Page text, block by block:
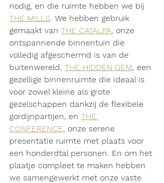
nodig, en die ruimte hebben we bij
THE MILLS . We hebben gebruik
gemaakt van THE CATALPA , onze
ontspannende binnentuin die
volledig afgeschermd is van de
buitenwereld, THE HIDDEN GEM , een
gezellige binnenruimte die ideaal is
voor zowel kleine als grote
gezelschappen dankzij de flexibele
gordijnpartijen, en THE
CONFERENCE , onze serene
presentatie ruimte met plaats voor
een honderdtal personen. En om het
plaatje compleet te maken hebben
we samengewerkt met onze vaste